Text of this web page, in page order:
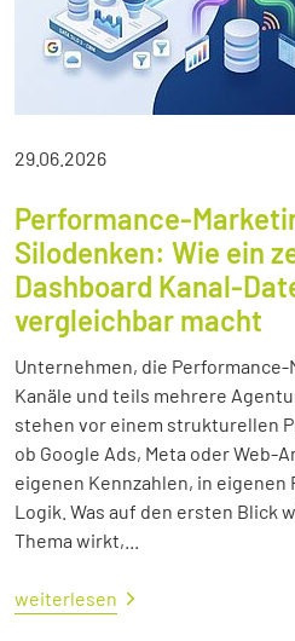
29.06.2026
Performance-
Silodenken: Wie ein
Dashboard Kanal-
vergleichbar macht
Unternehmen, die
Kanäle und teils mehrere
stehen vor einem strukturellen
ob Google Ads, Meta oder Web-
eigenen Kennzahlen, in
Logik. Was auf den ersten Blick
Thema wirkt,...
weiterlesen